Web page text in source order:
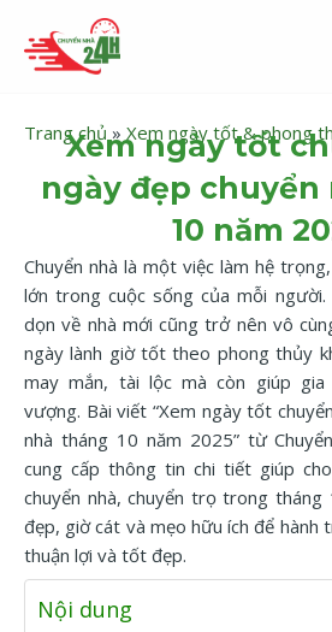
Trang chủ » Xem ngày tốt & phong
Xem ngày tốt
ngày đẹp
10 năm
Chuyển nhà là một việc làm hệ
lớn trong cuộc sống của mỗi
dọn về nhà mới cũng trở nên vô
ngày lành giờ tốt theo phong thủy
may mắn, tài lộc mà còn giúp
vượng. Bài viết “Xem ngày tốt
nhà tháng 10 năm 2025” từ
cung cấp thông tin chi tiết giúp
chuyển nhà, chuyển trọ trong
đẹp, giờ cát và mẹo hữu ích để hành
thuận lợi và tốt đẹp.
Nội dung